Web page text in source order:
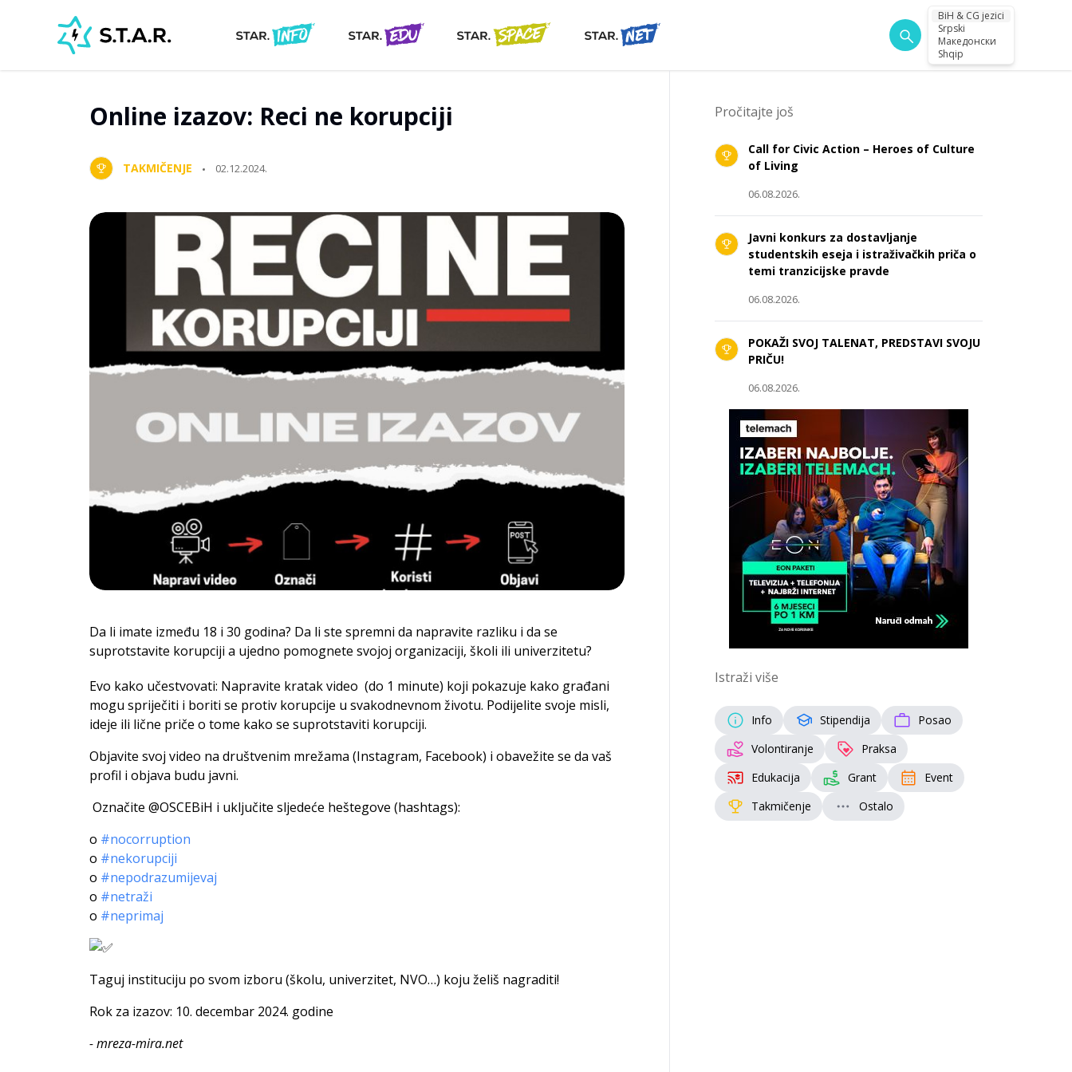
BiH & CG jezici
Srpski
Македонски
Shqip
Online izazov: Reci ne korupciji
TAKMIČENJE 02.12.2024.
Da li imate između 18 i 30 godina? Da li ste spremni da napravite razliku i da se
suprotstavite korupciji a ujedno pomognete svojoj organizaciji, školi ili univerzitetu?
Evo kako učestvovati: Napravite kratak video (do 1 minute) koji pokazuje kako građani
mogu spriječiti i boriti se protiv korupcije u svakodnevnom životu. Podijelite svoje misli,
ideje ili lične priče o tome kako se suprotstaviti korupciji.
Objavite svoj video na društvenim mrežama (Instagram, Facebook) i obavežite se da vaš
profil i objava budu javni.
Označite @OSCEBiH i uključite sljedeće heštegove (hashtags):
o #nocorruption
o #nekorupciji
o #nepodrazumijevaj
o #netraži
o #neprimaj
Taguj instituciju po svom izboru (školu, univerzitet, NVO…) koju želiš nagraditi!
Rok za izazov: 10. decembar 2024. godine
- mreza-mira.net
Pročitajte još
Call for Civic Action – Heroes of Culture
of Living
06.08.2026.
Javni konkurs za dostavljanje
studentskih eseja i istraživačkih priča o
temi tranzicijske pravde
06.08.2026.
POKAŽI SVOJ TALENAT, PREDSTAVI SVOJU
PRIČU!
06.08.2026.
Istraži više
Info Stipendija
Posao
Volontiranje
Praksa
Edukacija
Grant
Event
Takmičenje
Ostalo